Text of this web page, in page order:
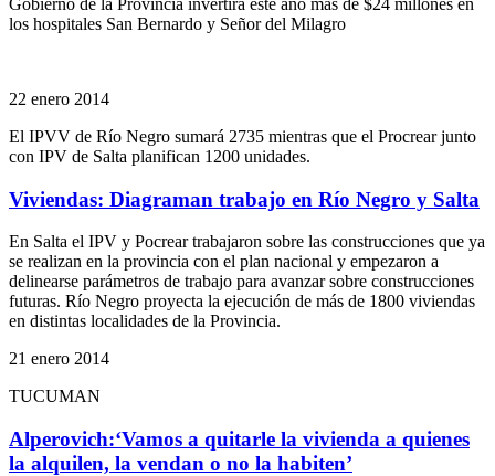
los hospitales San Bernardo y Señor del Milagro
22 enero 2014
El IPVV de Río Negro sumará 2735 mientras que el Procrear junto
con IPV de Salta planifican 1200 unidades.
Viviendas: Diagraman trabajo en Río Negro y Salta
En Salta el IPV y Pocrear trabajaron sobre las construcciones que ya
se realizan en la provincia con el plan nacional y empezaron a
delinearse parámetros de trabajo para avanzar sobre construcciones
futuras. Río Negro proyecta la ejecución de más de 1800 viviendas
en distintas localidades de la Provincia.
21 enero 2014
TUCUMAN
Alperovich:‘Vamos a quitarle la vivienda a quienes
la alquilen, la vendan o no la habiten’